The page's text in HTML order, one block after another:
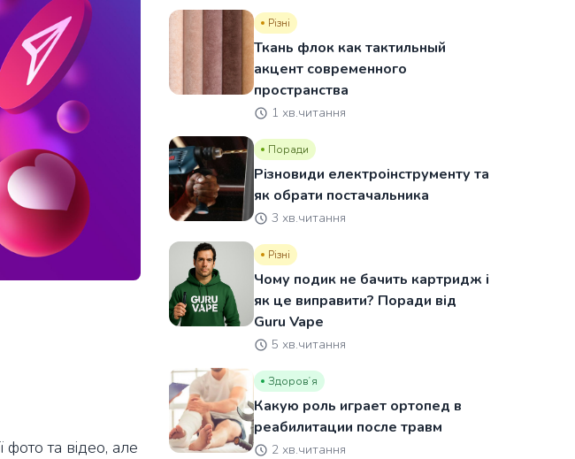
та відео, але
Різні
Ткань флок как тактильный
акцент современного
пространства
1 хв.читання
Поради
Різновиди електроінструменту та
як обрати постачальника
3 хв.читання
Різні
Чому подик не бачить картридж і
як це виправити? Поради від
Guru Vape
5 хв.читання
Здоровʼя
Какую роль играет ортопед в
реабилитации после травм
2 хв.читання